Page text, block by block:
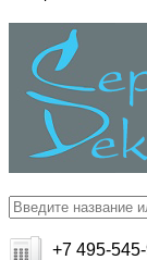
+7 495-